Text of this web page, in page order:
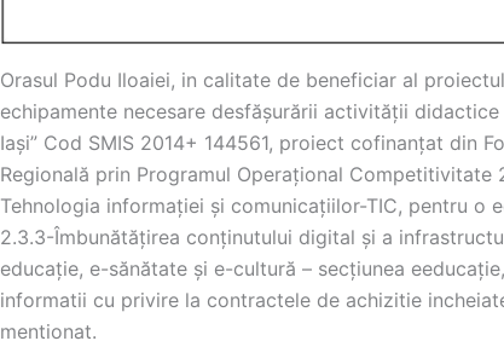
Orasul Podu Iloaiei, in calitate de beneficiar al
echipamente necesare desfășurării activității
Iași” Cod SMIS 2014+ 144561, proiect cofinanțat din
Regională prin Programul Operațional
Tehnologia informației și comunicațiilor-TIC, pentru o
2.3.3-Îmbunătățirea conținutului digital și a
educație, e-sănătate și e-cultură – secțiunea
informatii cu privire la contractele de achizitie
mentionat.